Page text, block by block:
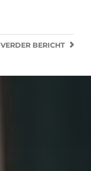
VERDER BERICHT